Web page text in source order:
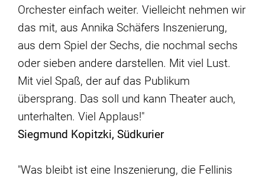
Orchester einfach weiter. Vielleicht nehmen wir
das mit, aus Annika Schäfers Inszenierung,
aus dem Spiel der Sechs, die nochmal sechs
oder sieben andere darstellen. Mit viel Lust.
Mit viel Spaß, der auf das Publikum
übersprang. Das soll und kann Theater auch,
unterhalten. Viel Applaus!"
Siegmund Kopitzki, Südkurier
"Was bleibt ist eine Inszenierung, die Fellinis